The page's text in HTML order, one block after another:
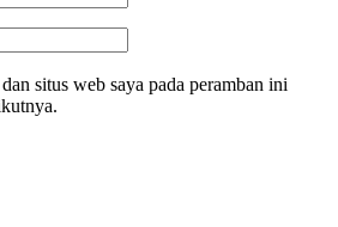
situs web saya pada peramban ini